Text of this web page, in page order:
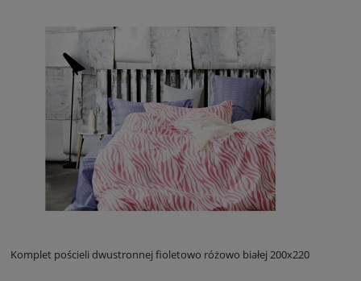
Komplet pościeli dwustronnej fioletowo różowo białej 200x220